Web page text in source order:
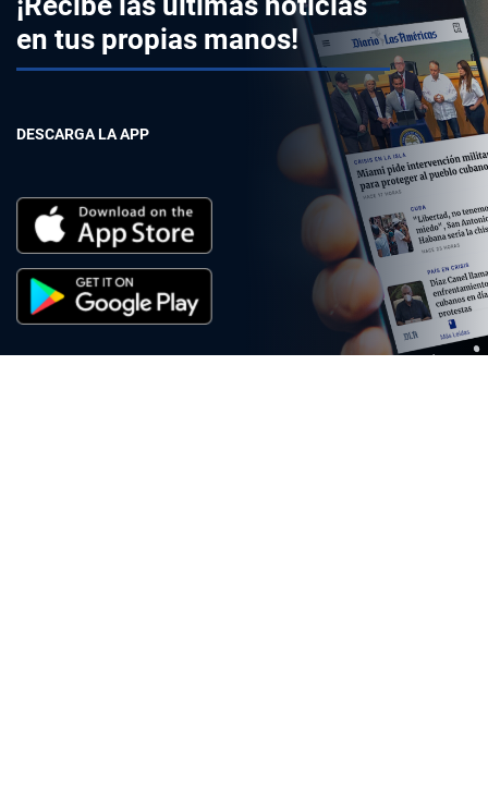
en tus propias manos!
DESCARGA LA APP